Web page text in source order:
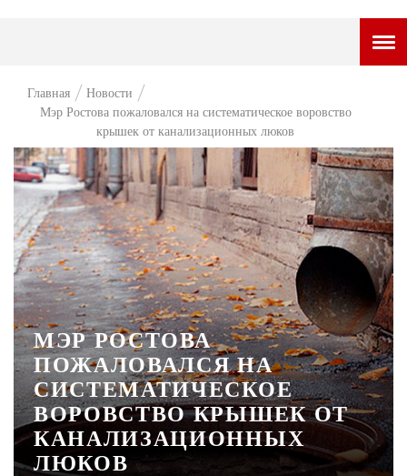
НОВОСТИ
ВОПРОС НЕДЕЛИ
ПРЕМЬЕРА
ТАМ И ТУТ
СТИЛЬ ЖИЗНИ
ХАЙП
ЧЕЛОВЕК ОСОБЕННЫЙ
КУЛЬТ ЕДЫ
АФИША
ЖУРНАЛ
Главная
Новости
Мэр Ростова пожаловался на систематическое воровство
крышек от канализационных люков
МЭР РОСТОВА
ПОЖАЛОВАЛСЯ НА
СИСТЕМАТИЧЕСКОЕ
ВОРОВСТВО КРЫШЕК ОТ
КАНАЛИЗАЦИОННЫХ
ЛЮКОВ